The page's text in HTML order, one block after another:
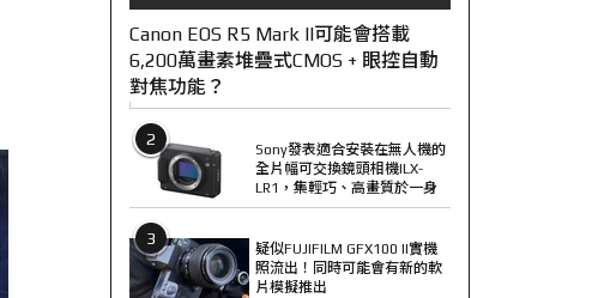
Canon EOS R5 Mark II可能會搭載
6,200萬畫素堆疊式CMOS + 眼控自動
對焦功能？
2
Sony發表適合安裝在無人機的
全片幅可交換鏡頭相機ILX-
LR1，集輕巧、高畫質於一身
3
疑似FUJIFILM GFX100 II實機
照流出！同時可能會有新的軟
片模擬推出